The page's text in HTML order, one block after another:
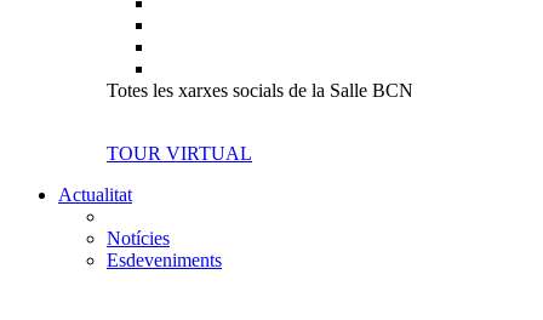
Totes les xarxes socials de la Salle BCN
TOUR VIRTUAL
Actualitat
Notícies
Esdeveniments